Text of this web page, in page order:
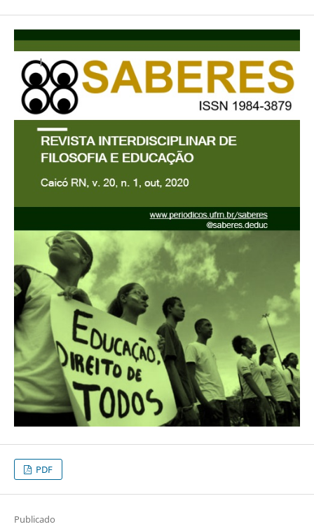
PDF
Publicado